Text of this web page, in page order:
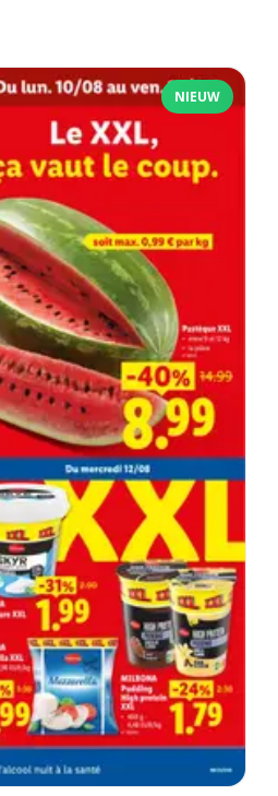
NIEUW